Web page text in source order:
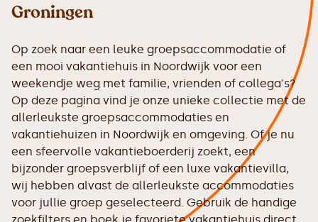
Groningen
Op zoek naar een leuke groepsaccommodatie of
een mooi vakantiehuis in Noordwijk voor een
weekendje weg met familie, vrienden of collega's?
Op deze pagina vind je onze unieke collectie met de
allerleukste groepsaccommodaties en
vakantiehuizen in Noordwijk en omgeving. Of je nu
een sfeervolle vakantieboerderij zoekt, een
bijzonder groepsverblijf of een luxe vakantievilla,
wij hebben alvast de allerleukste accommodaties
voor jullie groep geselecteerd. Gebruik de handige